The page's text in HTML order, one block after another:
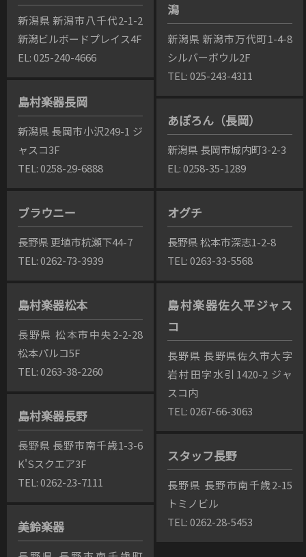
新潟県 新潟市八千代2-1-2
新潟ビルボードプレイス4F
EL: 025-240-4666
潟
新潟県 新潟市万代町1-4-8
シルバーボウル2F
TEL: 025-243-4311
島村楽器長岡
新潟県 長岡市小沢249-1 ジ
ャスコ3F
TEL: 0258-29-6888
あぽろん（長岡）
新潟県 長岡市城内町3-2-3
EL: 0258-35-1289
ブラウニー
長野県 更埴市杭瀬下44-7
TEL: 0262-73-3939
オグチ
長野県 松本市深志1-2-8
TEL: 0263-33-5568
島村楽器松本
長野県 松本市中央2-2-28
松本パルコ5F
TEL: 0263-38-2260
島村楽器佐久平ジャス
コ
長野県 長野県佐久市大字
岩村田字水引1420-2 ジャ
スコ内
TEL: 0267-66-3063
島村楽器長野
長野県 長野市南千歳1-3-6
K'Sスクエア3F
TEL: 0262-23-7111
スタッフ長野
長野県 長野市南千歳2-15
トミノビル
TEL: 0262-28-5453
美鈴楽器